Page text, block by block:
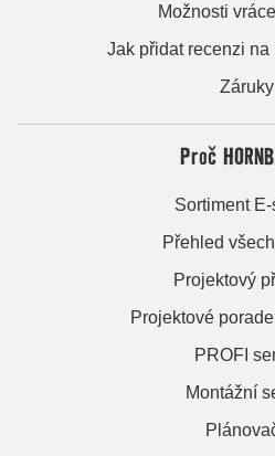
Možnosti
Jak přidat recenzi
Záruky
Proč
Sortiment
Přehled
Projektový
Projektové
PROFI
Montážní